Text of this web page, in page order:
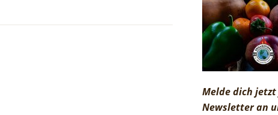
Melde dich
Newsletter an